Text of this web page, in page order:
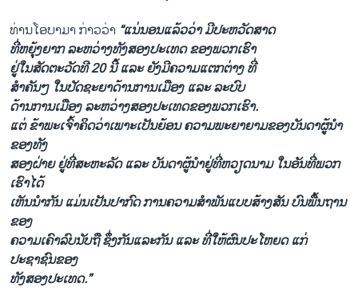
ພາສາຕ່າງໆ
ທ່ານ​ໂອ​ບາ​ມາ ກ່າວ​ວ່າ “​ແນ່ນອນ​ແລ້ວ​ວ່າ ມີ​ປະຫວັດສາດ
​ທີ່​ຫຍຸຸ້ງຍາກ ລະຫວ່າງ​ທັງ​ສອງ​ປະ​ເທດ​ ຂອງ​ພວກ​ເຮົາ
ຢູ່​ໃນ​ສັດຕະ​ວັດ​ທີ 20 ນີ້ ​ແລະ ຍັງມີຄວາມ​ແຕກ​ຕ່າງ​ ທີ່​
ສຳຄັນໆ ​ໃນ​ປັດ​ຊະ​ຍາ​ດ້ານ​ການ​ເມືອງ ​ແລະ ລະບົບ​
ດ້ານ​ການ​ເມືອງ​ ລະຫວ່າງ​ສອງ​ປະ​ເທດ​ຂອງ​ພວກ​ເຮົາ. ​
ແຕ່ ຂ້າພະ​ເຈົ້າຄິດ​ວ່າເພາະ​ເປັນ​ຍ້ອນ ຄວາມ​ພະຍາຍາມ​ຂອງບັນດາຜູ້ນຳ
ຂອງ​ທັງ​
ສອງຝ່າຍ ຢູ່​ທີ່​ສະຫະລັດ ​ແລະ ບັນດາ​ຜູ້ນຳ​ຢູ່​ທີ່​ຫວຽດນາມ ໃນອັນ​ທີ່​ພວກ​
ເຮົາໄດ້​
ເຫັນ​ນຳ​ກັນ ​ແມ່ນ​ເປັນ​ປາກົດ ການຄວາມສຳພັນແບບສ້າງສັນ ບົນ​ພື້ນຖານ​
ຂອງ​
ຄວາມເຄົາລົບນັບຖື​ ຊຶ່ງ​ກັນ​ແລະ​ກັນ​ ແລະ ທີ່ໃຫ້​ຜົນ​ປະ​ໂຫຍ​ດ ແກ່​
ປະຊາຊົນ​ຂອງ​
ທັງ​ສອງ​ປະ​ເທດ.”